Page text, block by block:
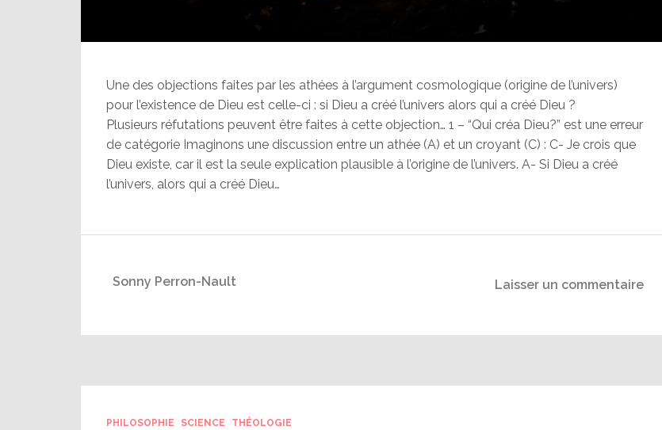
Une des objections faites par les athées à l’argument cosmologique (origine de l’univers)
pour l’existence de Dieu est celle-ci : si Dieu a créé l’univers alors qui a créé Dieu ?
Plusieurs réfutations peuvent être faites à cette objection… 1 – “Qui créa Dieu?” est une erreur
de catégorie Imaginons une discussion entre un athée (A) et un croyant (C) : C- Je crois que
Dieu existe, car il est la seule explication plausible à l’origine de l’univers. A- Si Dieu a créé
l’univers, alors qui a créé Dieu…
Laisser un commentaire
Sonny Perron-Nault
PHILOSOPHIE SCIENCE THÉOLOGIE